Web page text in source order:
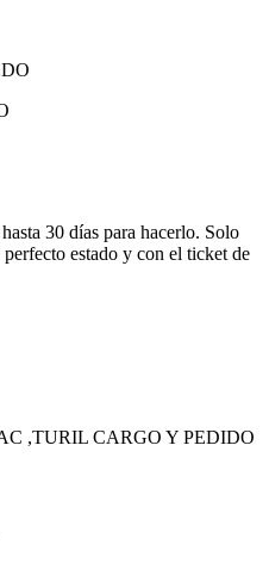
30 días para hacerlo. Solo
perfecto estado y con el ticket de
,TURIL CARGO Y PEDIDO